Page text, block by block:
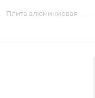
Плита алюминиевая —